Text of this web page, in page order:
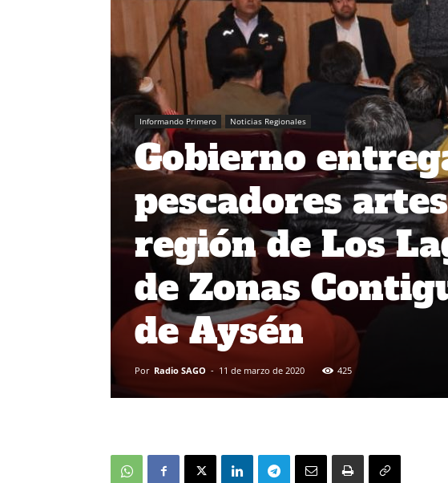
Informando Primero Noticias Regionales
Gobierno
pescadores
región de Los
de Zonas
de Aysén
Por Radio SAGO - 11 de marzo de 2020 425